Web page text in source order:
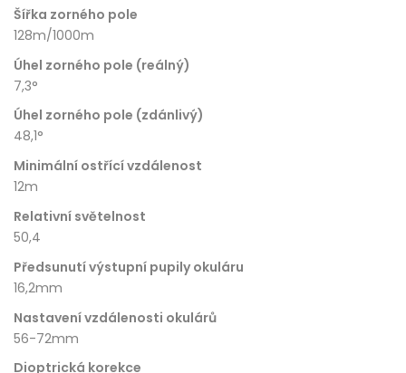
Šířka zorného pole
128m/1000m
Úhel zorného pole (reálný)
7,3°
Úhel zorného pole (zdánlivý)
48,1°
Minimální ostřící vzdálenost
12m
Relativní světelnost
50,4
Předsunutí výstupní pupily okuláru
16,2mm
Nastavení vzdálenosti okulárů
56-72mm
Dioptrická korekce